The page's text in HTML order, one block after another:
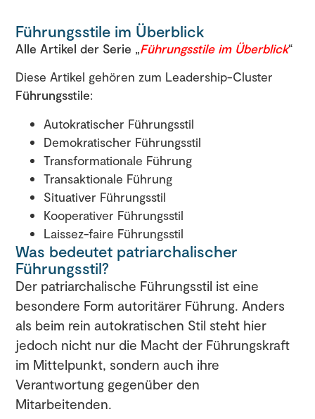
Führungsstile im Überblick
Alle Artikel der Serie „Führungsstile im Überblick“
Diese Artikel gehören zum Leadership-Cluster
Führungsstile:
Autokratischer Führungsstil
Demokratischer Führungsstil
Transformationale Führung
Transaktionale Führung
Situativer Führungsstil
Kooperativer Führungsstil
Laissez-faire Führungsstil
Was bedeutet patriarchalischer
Führungsstil?
Der patriarchalische Führungsstil ist eine
besondere Form autoritärer Führung. Anders
als beim rein autokratischen Stil steht hier
jedoch nicht nur die Macht der Führungskraft
im Mittelpunkt, sondern auch ihre
Verantwortung gegenüber den
Mitarbeitenden.